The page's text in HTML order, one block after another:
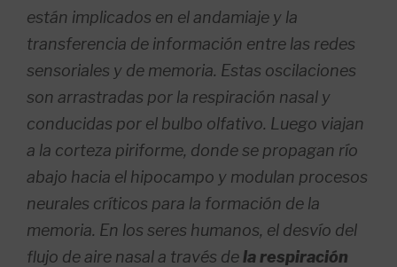
están implicados en el andamiaje y la
transferencia de información entre las redes
sensoriales y de memoria. Estas oscilaciones
son arrastradas por la respiración nasal y
conducidas por el bulbo olfativo. Luego viajan
a la corteza piriforme, donde se propagan río
abajo hacia el hipocampo y modulan procesos
neurales críticos para la formación de la
memoria. En los seres humanos, el desvío del
flujo de aire nasal a través dela respiración